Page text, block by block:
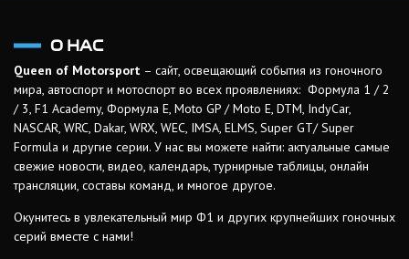
О НАС
Queen of Motorsport – сайт, освещающий события из гоночного
мира, автоспорт и мотоспорт во всех проявлениях: Формула 1 / 2
/ 3, F1 Academy, Формула Е, Moto GP / Moto E, DTM, IndyCar,
NASCAR, WRC, Dakar, WRX, WEC, IMSA, ELMS, Super GT/ Super
Formula и другие серии. У нас вы можете найти: актуальные самые
свежие новости, видео, календарь, турнирные таблицы, онлайн
трансляции, составы команд, и многое другое.
Окунитесь в увлекательный мир Ф1 и других крупнейших гоночных
серий вместе с нами!